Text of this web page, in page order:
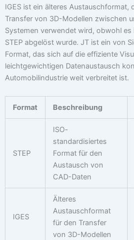
IGES ist ein älteres Austauschformat,
Transfer von 3D-Modellen zwischen
Systemen verwendet wird, obwohl es
STEP abgelöst wurde. JT ist ein von
Format, das sich auf die effiziente
leichtgewichtigen Datenaustausch
Automobilindustrie weit verbreitet ist.
Format Beschreibung
STEP
ISO-
standardisiertes
Format für den
Austausch von
CAD-Daten
IGES
Älteres
Austauschformat
für den Transfer
von 3D-Modellen